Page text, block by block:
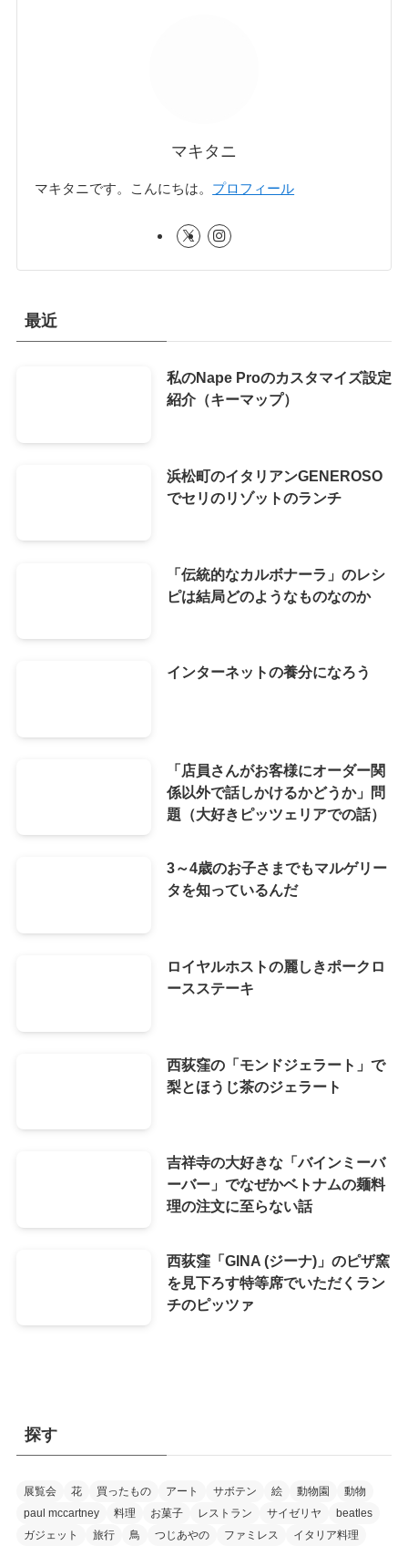
マキタニ
マキタニです。こんにちは。 プロフィール
最近
私のNape Proのカスタマイズ設定
紹介（キーマップ）
浜松町のイタリアンGENEROSO
でセリのリゾットのランチ
「伝統的なカルボナーラ」のレシ
ピは結局どのようなものなのか
インターネットの養分になろう
「店員さんがお客様にオーダー関
係以外で話しかけるかどうか」問
題（大好きピッツェリアでの話）
3～4歳のお子さまでもマルゲリー
タを知っているんだ
ロイヤルホストの麗しきポークロ
ースステーキ
西荻窪の「モンドジェラート」で
梨とほうじ茶のジェラート
吉祥寺の大好きな「バインミーバ
ーバー」でなぜかベトナムの麺料
理の注文に至らない話
西荻窪「GINA (ジーナ)」のピザ窯
を見下ろす特等席でいただくラン
チのピッツァ
探す
展覧会 花 買ったもの アート サボテン 絵 動物園
動物
paul mccartney
料理 お菓子 レストラン サイゼリヤ
beatles
ガジェット
旅行 鳥 つじあやの ファミレス イタリア料理